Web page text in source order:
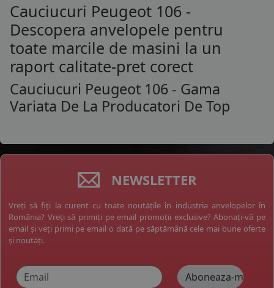
Cauciucuri Peugeot 106 -
Descopera anvelopele pentru
toate marcile de masini la un
raport calitate-pret corect
Cauciucuri Peugeot 106 - Gama
Variata De La Producatori De Top
NEWSLETTER
Vreți să fiți la curent cu toate noutățile în industria anvelopelor în
România? Vreți să primiți pe email promoții exclusive? Abonați-vă pe
email și veți primi pe email o dată pe săptămână cele mai bune oferte
și noutăți.